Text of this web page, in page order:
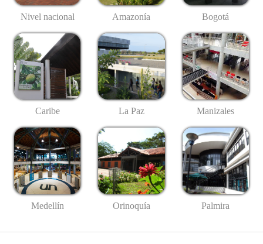
Nivel nacional Amazonía Bogotá
Caribe La Paz Manizales
Medellín Orinoquía Palmira